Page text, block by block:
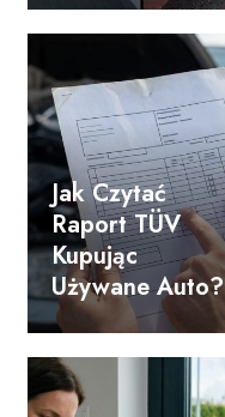
Jak Czytać
Raport TÜV
Kupując
Używane Auto?